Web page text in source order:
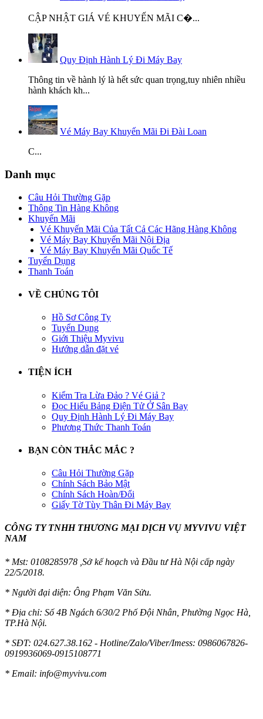
CẬP NHẬT GIÁ VÉ KHUYẾN MÃI C�...
Quy Định Hành Lý Đi Máy Bay
Thông tin về hành lý là hết sức quan trọng,tuy nhiên nhiều
hành khách kh...
Vé Máy Bay Khuyến Mãi Đi Đài Loan
C...
Danh mục
Câu Hỏi Thường Gặp
Thông Tin Hàng Không
Khuyến Mãi
Vé Khuyến Mãi Của Tất Cả Các Hãng Hàng Không
Vé Máy Bay Khuyến Mãi Nội Địa
Vé Máy Bay Khuyến Mãi Quốc Tế
Tuyển Dụng
Thanh Toán
VỀ CHÚNG TÔI
Hồ Sơ Công Ty
Tuyển Dụng
Giới Thiệu Myvivu
Hướng dẫn đặt vé
TIỆN ÍCH
Kiểm Tra Lừa Đảo ? Vé Giả ?
Đọc Hiểu Bảng Điện Tử Ở Sân Bay
Quy Định Hành Lý Đi Máy Bay
Phương Thức Thanh Toán
BẠN CÒN THẮC MẮC ?
Câu Hỏi Thường Gặp
Chính Sách Bảo Mật
Chính Sách Hoàn/Đổi
Giấy Tờ Tùy Thân Đi Máy Bay
CÔNG TY TNHH THƯƠNG MẠI DỊCH VỤ MYVIVU VIỆT
NAM
* Mst: 0108285978 ,Sở kế hoạch và Đầu tư Hà Nội cấp ngày
22/5/2018.
* Người đại diện: Ông Phạm Văn Sửu.
* Địa chỉ: Số 4B Ngách 6/30/2 Phố Đội Nhân, Phường Ngọc Hà,
TP.Hà Nội.
* SĐT: 024.627.38.162 - Hotline/Zalo/Viber/Imess: 0986067826-
0919936069-0915108771
* Email: info@myvivu.com